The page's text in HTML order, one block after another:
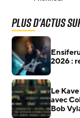
Plus d'actus
2026 :
Le
avec
Bob